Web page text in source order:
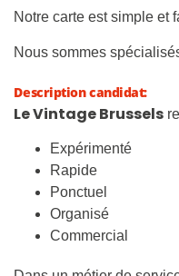
Notre carte est simple et
Nous sommes
Description candidat:
Le Vintage Brussels
Expérimenté
Rapide
Ponctuel
Organisé
Commercial